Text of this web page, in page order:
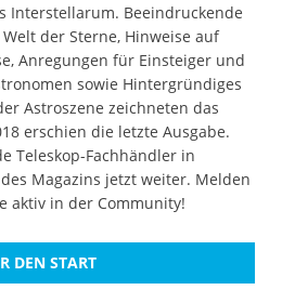
Interstellarum. Beeindruckende
der Sterne, Hinweise auf
Anregungen für Einsteiger und
sowie Hintergründiges
Astroszene zeichneten das
erschien die letzte Ausgabe.
Teleskop-Fachhändler in
Magazins jetzt weiter. Melden
aktiv in der Community!
DEN START